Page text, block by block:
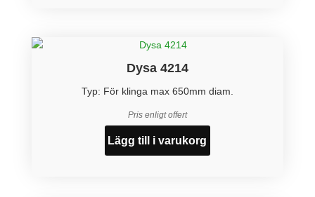
Dysa 4214
Typ: För klinga max 650mm diam.
Pris enligt offert
Lägg till i varukorg